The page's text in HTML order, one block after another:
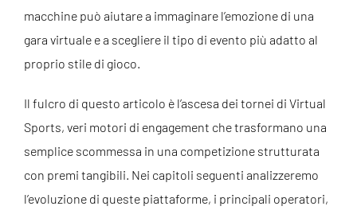
macchine può aiutare a immaginare l’emozione di una
gara virtuale e a scegliere il tipo di evento più adatto al
proprio stile di gioco.
Il fulcro di questo articolo è l’ascesa dei tornei di Virtual
Sports, veri motori di engagement che trasformano una
semplice scommessa in una competizione strutturata
con premi tangibili. Nei capitoli seguenti analizzeremo
l’evoluzione di queste piattaforme, i principali operatori,